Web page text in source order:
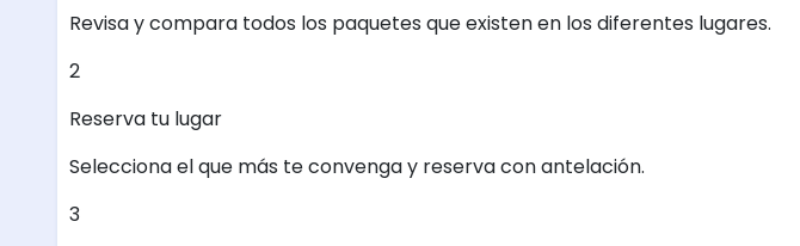
Revisa y compara todos los paquetes que existen en los diferentes lugares.
2
Reserva tu lugar
Selecciona el que más te convenga y reserva con antelación.
3